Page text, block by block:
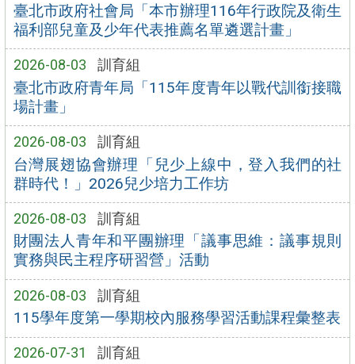
臺北市政府社會局「本市辦理116年行政院及衛生
福利部兒童及少年代表推薦名單遴選計畫」
2026-08-03 訓育組
臺北市政府青年局「115年度青年以戰代訓銜接職
場計畫」
2026-08-03 訓育組
台灣展翅協會辦理「兒少上線中，登入我們的社
群時代！」2026兒少培力工作坊
2026-08-03 訓育組
財團法人青年和平團辦理「議事思維：議事規則
實務與民主程序研習營」活動
2026-08-03 訓育組
115學年度第一學期校內服務學習活動課程彙整表
2026-07-31 訓育組